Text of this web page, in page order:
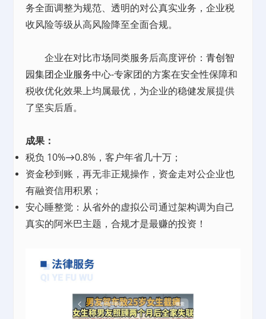
务全面调整为规范、透明的对公真实业务，企业税
收风险等级从高风险降至全面合规。
企业在对比市场同类服务后高度评价：青创智
园集团企业服务中心-专家团的方案在安全性保障和
税收优化效果上均属最优，为企业的稳健发展提供
了坚实后盾。
成果：
税负 10%→0.8%，客户年省几十万；
资金秒到账，再无非正规操作，资金走对公企业也
有融资信用积累；
安心睡整觉：从省外的虚拟公司通过架构调为自己
真实的阿米巴主题，合规才是最赚的投资！